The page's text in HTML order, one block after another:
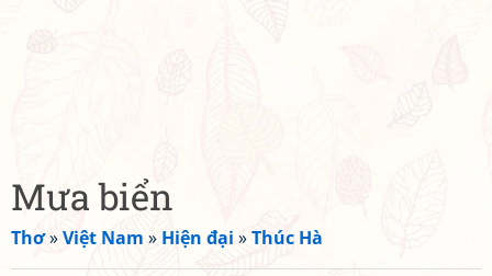
Mưa biển
Thơ»Việt Nam » Hiện đại »Thúc Hà